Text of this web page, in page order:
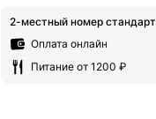
2-местный номер стандарт
Оплата онлайн
Питание от 1200 ₽